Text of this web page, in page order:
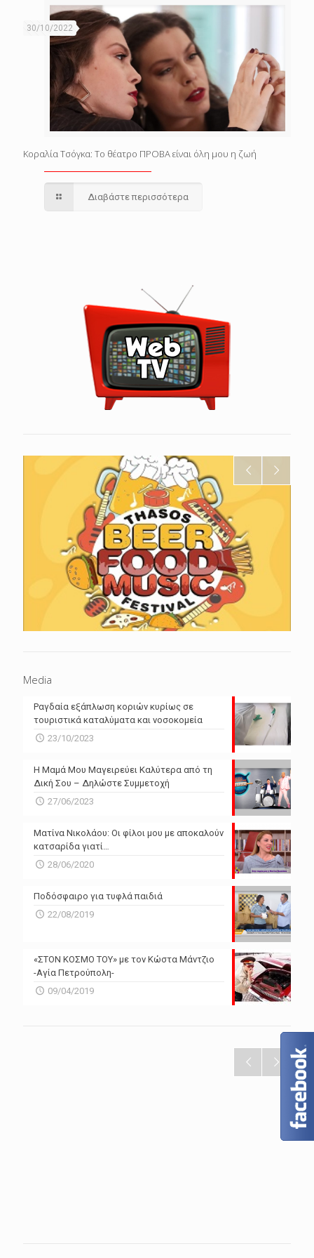
30/10/2022
Κοραλία Τσόγκα: Το θέατρο ΠΡΟΒΑ είναι όλη μου η ζωή
Διαβάστε περισσότερα
Media
Ραγδαία εξάπλωση κοριών κυρίως σε
τουριστικά καταλύματα και νοσοκομεία
23/10/2023
Η Μαμά Μου Μαγειρεύει Καλύτερα από τη
Δική Σου – Δηλώστε Συμμετοχή
27/06/2023
Ματίνα Νικολάου: Οι φίλοι μου με αποκαλούν
κατσαρίδα γιατί…
28/06/2020
Ποδόσφαιρο για τυφλά παιδιά
22/08/2019
«ΣΤΟΝ ΚΟΣΜΟ ΤΟΥ» με τον Κώστα Μάντζιο
-Αγία Πετρούπολη-
09/04/2019